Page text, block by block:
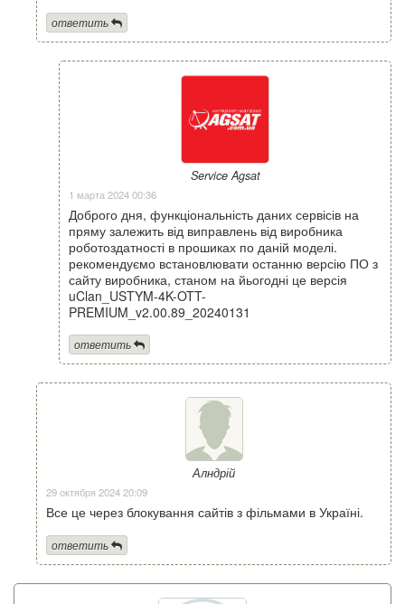
ответить
Service Agsat
1 марта 2024 00:36
Доброго дня, функціональність даних сервісів на
пряму залежить від виправлень від виробника
роботоздатності в прошиках по даній моделі.
рекомендуємо встановлювати останню версію ПО з
сайту виробника, станом на йьогодні це версія
uClan_USTYM-4K-OTT-
PREMIUM_v2.00.89_20240131
ответить
Алндрій
29 октября 2024 20:09
Все це через блокування сайтів з фільмами в Україні.
ответить